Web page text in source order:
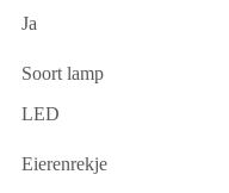
Ja
Soort lamp
LED
Eierenrekje